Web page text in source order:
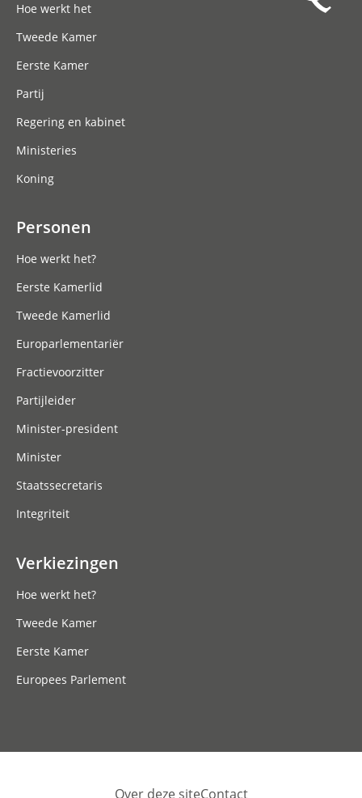
Hoe werkt het
Tweede Kamer
Eerste Kamer
Partij
Regering en kabinet
Ministeries
Koning
Personen
Hoe werkt het?
Eerste Kamerlid
Tweede Kamerlid
Europarlementariër
Fractievoorzitter
Partijleider
Minister-president
Minister
Staatssecretaris
Integriteit
Verkiezingen
Hoe werkt het?
Tweede Kamer
Eerste Kamer
Europees Parlement
Over deze siteContact